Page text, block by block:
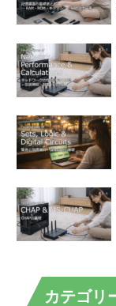
カテゴリ